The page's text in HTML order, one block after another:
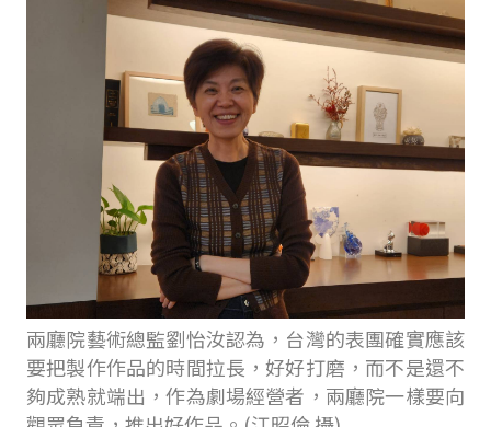
兩廳院藝術總監劉怡汝認為，台灣的表團確實應該
要把製作作品的時間拉長，好好打磨，而不是還不
夠成熟就端出，作為劇場經營者，兩廳院一樣要向